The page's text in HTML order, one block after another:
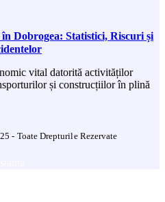
Dobrogea: Statistici, Riscuri și
vital datorită activităților
și construcțiilor în plină
- Toate Drepturile Rezervate